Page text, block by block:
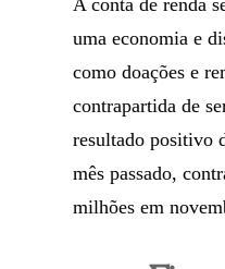
A conta de renda
uma economia e
como doações e
contrapartida de
resultado positivo
mês passado,
milhões em